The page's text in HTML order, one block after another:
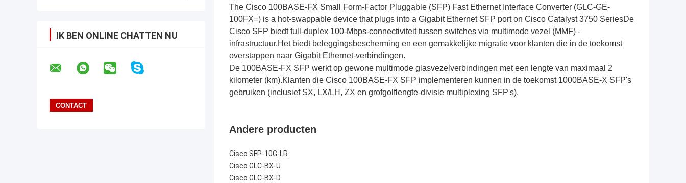
IK BEN ONLINE CHATTEN NU
The Cisco 100BASE-FX Small Form-Factor Pluggable (SFP) Fast Ethernet Interface Converter (GLC-GE-
100FX=) is a hot-swappable device that plugs into a Gigabit Ethernet SFP port on Cisco Catalyst 3750 SeriesDe
Cisco SFP biedt full-duplex 100-Mbps-connectiviteit tussen switches via multimode vezel (MMF) -
infrastructuur.Het biedt beleggingsbescherming en een gemakkelijke migratie voor klanten die in de toekomst
overstappen naar Gigabit Ethernet-verbindingen.
De 100BASE-FX SFP werkt op gewone multimode glasvezelverbindingen met een lengte van maximaal 2
kilometer (km).Klanten die Cisco 100BASE-FX SFP implementeren kunnen in de toekomst 1000BASE-X SFP's
gebruiken (inclusief SX, LX/LH, ZX en grofgolflengte-divisie multiplexing SFP's).
Andere producten
Cisco SFP-10G-LR
Cisco GLC-BX-U
Cisco GLC-BX-D